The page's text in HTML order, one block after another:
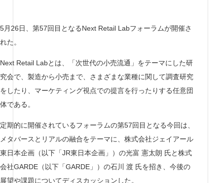
5月26日、第57回目となるNext Retail Labフォーラムが開催さ
れた。
Next Retail Labとは、「次世代の小売流通」をテーマにした研
究会で、製造から小売まで、さまざまな業種に関して調査研究
をしたり、マーケティング視点での提言を行ったりする任意団
体である。
定期的に開催されているフォーラムの第57回目となる今回は、
メタバースとリアルの融合をテーマに、株式会社ジェイアール
東日本企画（以下「JR東日本企画」）の光富 憲太朗 氏と株式
会社GARDE（以下「GARDE」）の石川 渡 氏を招き、今後の
展望や課題についてディスカッションした。